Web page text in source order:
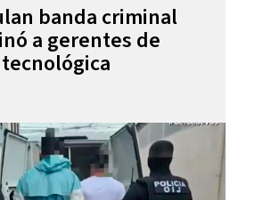
banda criminal
a gerentes de